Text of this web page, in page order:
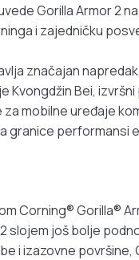
Gorilla Armor 2
i zajedničku
značajan
Kvongdžin Bei,
mobilne uređaje
granice performansi
Corning® Gorilla®
slojem još bolje
i izazovne